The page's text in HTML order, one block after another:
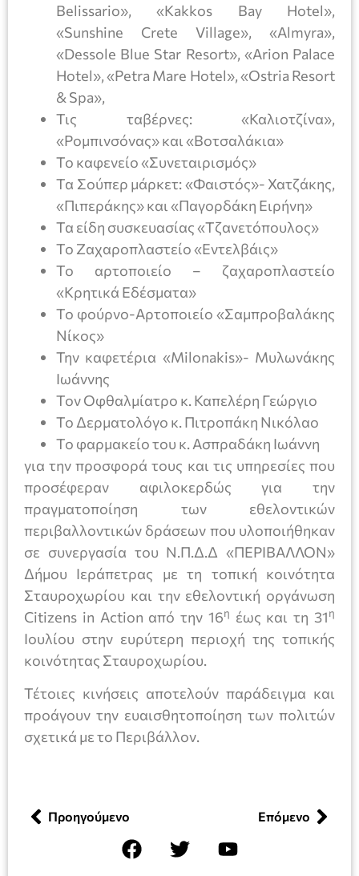
Belissario», «Kakkos Bay Hotel»,
«Sunshine Crete Village», «Almyra»,
«Dessole Blue Star Resort», «Arion Palace
Hotel», «Petra Mare Hotel», «Ostria Resort
& Spa»,
Τις ταβέρνες: «Καλιοτζίνα»,
«Ρομπινσόνας» και «Βοτσαλάκια»
Το καφενείο «Συνεταιρισμός»
Τα Σούπερ μάρκετ: «Φαιστός»- Χατζάκης,
«Πιπεράκης» και «Παγορδάκη Ειρήνη»
Τα είδη συσκευασίας «Τζανετόπουλος»
Το Ζαχαροπλαστείο «Εντελβάις»
Το αρτοποιείο – ζαχαροπλαστείο
«Κρητικά Εδέσματα»
Το φούρνο-Αρτοποιείο «Σαμπροβαλάκης
Νίκος»
Την καφετέρια «Milonakis»- Μυλωνάκης
Ιωάννης
Τον Οφθαλμίατρο κ. Καπελέρη Γεώργιο
Το Δερματολόγο κ. Πιτροπάκη Νικόλαο
Το φαρμακείο του κ. Ασπραδάκη Ιωάννη
για την προσφορά τους και τις υπηρεσίες που
προσέφεραν αφιλοκερδώς για την
πραγματοποίηση των εθελοντικών
περιβαλλοντικών δράσεων που υλοποιήθηκαν
σε συνεργασία του Ν.Π.Δ.Δ «ΠΕΡΙΒΑΛΛΟΝ»
Δήμου Ιεράπετρας με τη τοπική κοινότητα
Σταυροχωρίου και την εθελοντική οργάνωση
Citizens in Action από την 16η έως και τη 31η
Ιουλίου στην ευρύτερη περιοχή της τοπικής
κοινότητας Σταυροχωρίου.
Τέτοιες κινήσεις αποτελούν παράδειγμα και
προάγουν την ευαισθητοποίηση των πολιτών
σχετικά με το Περιβάλλον.
Προηγούμενο Επόμενο